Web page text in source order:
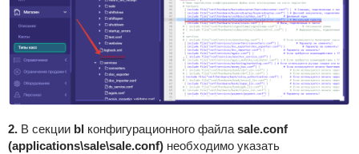
2. В секции blконфигурационного файла sale.conf
(applications\sale\sale.conf) необходимо указать